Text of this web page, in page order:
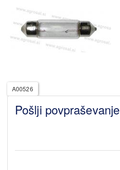
A00526
Pošlji povpraševanje